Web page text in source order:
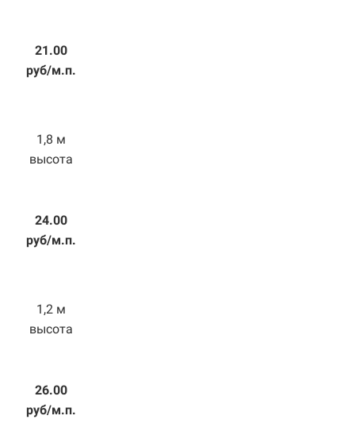
21.00
руб/м.п.
1,8 м
высота
24.00
руб/м.п.
1,2 м
высота
26.00
руб/м.п.